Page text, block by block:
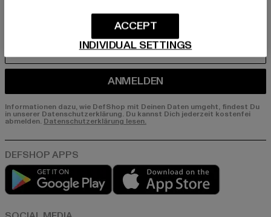
E-MAIL
ANMELDEN
Informationen dazu, wie DefShop mit Deinen Daten umgeht, findest Du
in unserer Datenschutzerklärung. Du kannst Dich jederzeit kostenfei
abmelden.Datenschutzerklärung lesen.
Play market
INDIVIDUAL SETTINGS
ACCEPT